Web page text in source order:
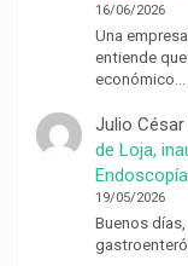
16/06/2026
Una
entiende
económico…
Julio
de Loja,
19/05/2026
Buenos